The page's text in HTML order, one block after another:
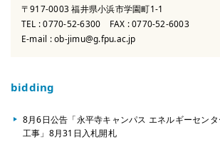
〒917-0003 福井県小浜市学園町1-1
TEL :0770-52-6300 FAX : 0770-52-6003
E-mail :ob-jimu@g.fpu.ac.jp
bidding
8月6日公告「永平寺キャンパス エネルギーセン
工事」8月31日入札開札